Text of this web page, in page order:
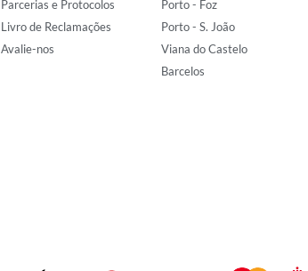
Parcerias e Protocolos
Livro de Reclamações
Avalie-nos
Porto - Foz
Porto - S. João
Viana do Castelo
Barcelos